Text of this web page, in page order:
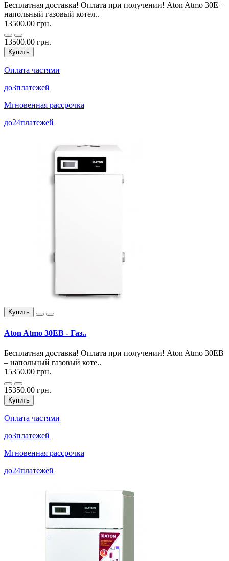
Бесплатная доставка! Оплата при получении! Aton Atmo 30E –
напольный газовый котел..
13500.00 грн.
13500.00 грн.
Купить
Оплата частями
до3платежей
Мгновенная рассрочка
до24платежей
Купить
Aton Atmo 30EВ - Газ..
Бесплатная доставка! Оплата при получении! Aton Atmo 30EВ
– напольный газовый коте..
15350.00 грн.
15350.00 грн.
Купить
Оплата частями
до3платежей
Мгновенная рассрочка
до24платежей